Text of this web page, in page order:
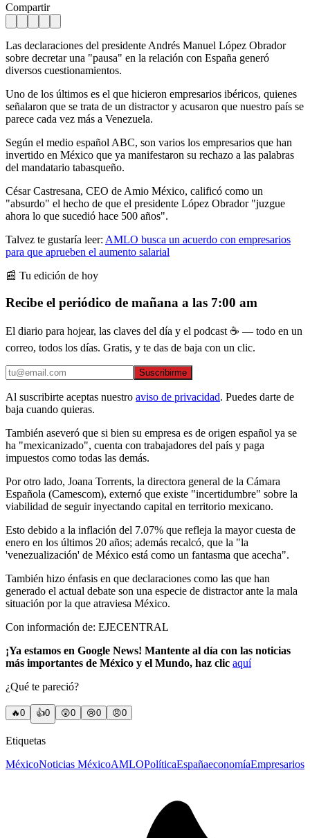
Compartir
Las declaraciones del presidente Andrés Manuel López Obrador
sobre decretar una "pausa" en la relación con España generó
diversos cuestionamientos.
Uno de los últimos es el que hicieron empresarios ibéricos, quienes
señalaron que se trata de un distractor y acusaron que nuestro país se
parece cada vez más a Venezuela.
Según el medio español ABC, son varios los empresarios que han
invertido en México que ya manifestaron su rechazo a las palabras
del mandatario tabasqueño.
César Castresana, CEO de Amio México, calificó como un
"absurdo" el hecho de que el presidente López Obrador "juzgue
ahora lo que sucedió hace 500 años".
Talvez te gustaría leer: AMLO busca un acuerdo con empresarios
para que aprueben el aumento salarial
📰 Tu edición de hoy
Recibe el periódico de mañana a las 7:00 am
El diario para hojear, las claves del día y el podcast ☕ — todo en un
correo, todos los días. Gratis, y te das de baja con un clic.
Suscribirme
Al suscribirte aceptas nuestro aviso de privacidad. Puedes darte de
baja cuando quieras.
También aseveró que si bien su empresa es de origen español ya se
ha "mexicanizado", cuenta con trabajadores del país y paga
impuestos como todas las demás.
Por otro lado, Joana Torrents, la directora general de la Cámara
Española (Camescom), externó que existe "incertidumbre" sobre la
viabilidad de seguir inyectando capital en territorio mexicano.
Esto debido a la inflación del 7.07% que refleja la mayor cuesta de
enero en los últimos 20 años; además recalcó, que la "la
'venezualización' de México está como un fantasma que acecha".
También hizo énfasis en que declaraciones como las que han
generado el actual debate son una especie de distractor ante la mala
situación por la que atraviesa México.
Con información de: EJECENTRAL
¡Ya estamos en Google News! Mantente al día con las noticias
más importantes de México y el Mundo, haz clic aquí
¿Qué te pareció?
🔥0 👍0 😲0 😢0 😠0
Etiquetas
MéxicoNoticias MéxicoAMLOPolíticaEspañaeconomíaEmpresarios